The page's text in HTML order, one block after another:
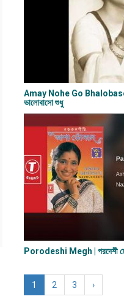
Amay Nohe Go
ভালোবাসো শুধু
Porodeshi Megh | পরদেশী
1 2 3 ›